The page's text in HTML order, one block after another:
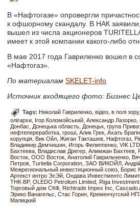
В «Нафтогазе» опровергли
к офшорному скандалу. В НАК
вышел из числа акционеров
имеет к этой компании какого-либо
В мае 2017 года Гавриленко вошел в
«Нафтогаз».
По материаламSKELET-info
Источник входящего фото: Бизнес
Tags: Николай Гавриленко відео в полі зору
олігархи
Ігор Коломойський Александр Лазорко
Донбас
Донецька область Донецьк група
нефтепереработка гроші Алик Грек Ахать Брагін
корупція
Вик Ойл Жиган Такташев Нафтогаз
Владимир Демчишин
Игорь Филиппенко VIK LTD
Бахтеева
Владислав Дрегер Алимжан Бахтеев
Восток ООО Восток Анатолий Гаврильченко
Петров Turitella Corporation ЗАО ВИКОЙЛ
Межрегиональный инвестиционный союз
Борис
Артекст интро ЭсЭй Ондава Инвестментс
ТНК-ВP OLEDO Petrolium Limited Riga
Торговый дом СКФ
Richtrade Impex Inc Cascado
Эрико Ванагельс
Стас Горин Кременчугский
Малицкий